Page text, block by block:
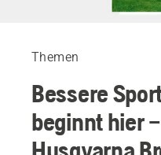
Themen
Bessere
beginnt hier